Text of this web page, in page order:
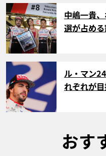
サムネイル
中嶋一貴
選が占め
サムネイル
ル・マン
れぞれが
おす